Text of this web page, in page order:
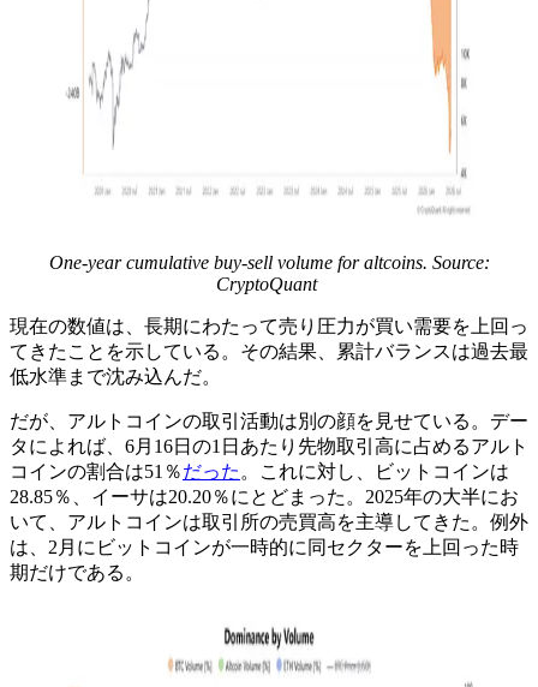
One-year cumulative buy-sell volume for altcoins. Source:
CryptoQuant
現在の数値は、長期にわたって売り圧力が買い需要を上回っ
てきたことを示している。その結果、累計バランスは過去最
低水準まで沈み込んだ。
だが、アルトコインの取引活動は別の顔を見せている。デー
タによれば、6月16日の1日あたり先物取引高に占めるアルト
コインの割合は51％だった 。これに対し、ビットコインは
28.85％、イーサは20.20％にとどまった。2025年の大半にお
いて、アルトコインは取引所の売買高を主導してきた。例外
は、2月にビットコインが一時的に同セクターを上回った時
期だけである。